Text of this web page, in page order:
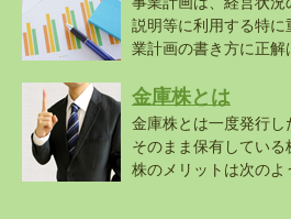
説明等に利用する特
業計画の書き方に正解
金庫株とは
金庫株とは一度発行し
そのまま保有してい
株のメリットは次のよ